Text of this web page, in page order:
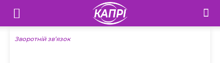
Телебачення
«Капрі»Зворотній зв’язок